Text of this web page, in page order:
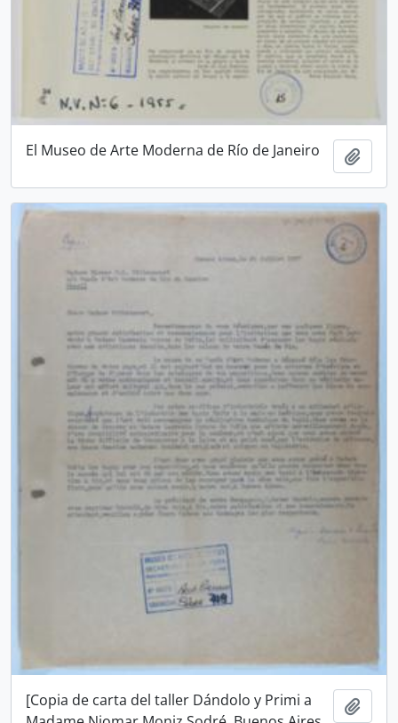
El Museo de Arte Moderna de Río de Janeiro
[Copia de carta del taller Dándolo y Primi a